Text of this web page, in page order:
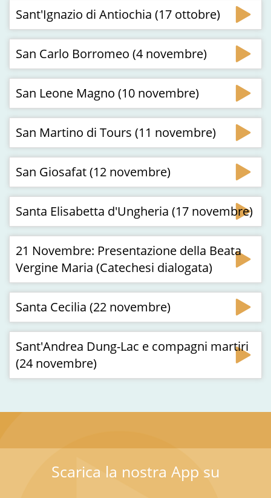
Sant'Ignazio di Antiochia (17 ottobre)
San Carlo Borromeo (4 novembre)
San Leone Magno (10 novembre)
San Martino di Tours (11 novembre)
San Giosafat (12 novembre)
Santa Elisabetta d'Ungheria (17 novembre)
21 Novembre: Presentazione della Beata
Vergine Maria (Catechesi dialogata)
Santa Cecilia (22 novembre)
Sant'Andrea Dung-Lac e compagni martiri
(24 novembre)
Scarica la nostra App su